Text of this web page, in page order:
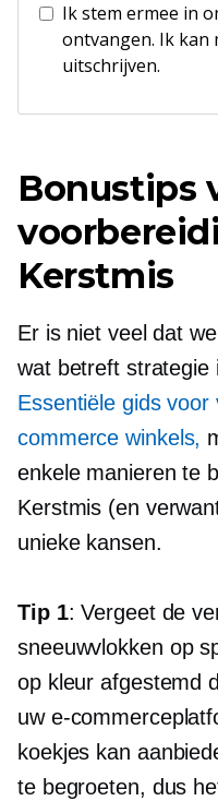
Ik stem ermee in
ontvangen. Ik kan
uitschrijven.
Bonustips
Kerstmis
Er is niet veel dat
wat betreft strategie
Essentiële gids
commerce winkels,
enkele manieren te
Kerstmis (en
unieke kansen.
Tip 1: Vergeet de
sneeuwvlokken op
op kleur afgestemd
uw e-
koekjes kan
te begroeten, dus